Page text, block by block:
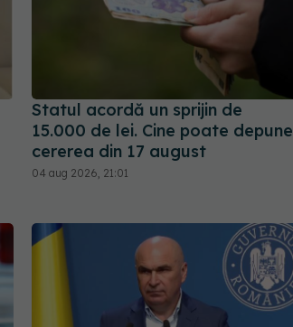
Statul acordă un sprijin de
15.000 de lei. Cine poate depune
cererea din 17 august
04 aug 2026, 21:01